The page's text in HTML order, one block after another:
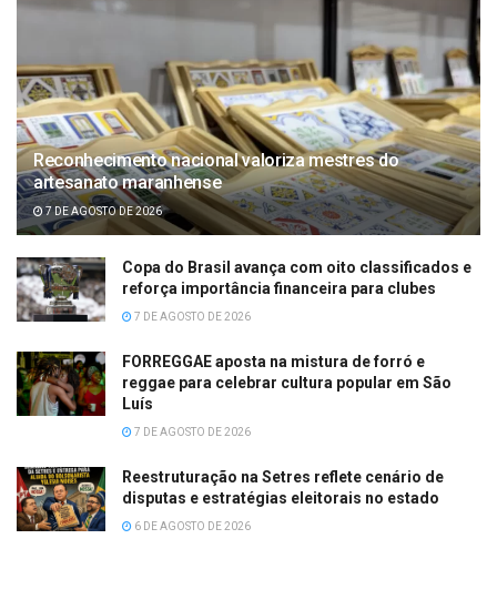
Reconhecimento nacional valoriza mestres do
artesanato maranhense
7 DE AGOSTO DE 2026
Copa do Brasil avança com oito classificados e
reforça importância financeira para clubes
7 DE AGOSTO DE 2026
FORREGGAE aposta na mistura de forró e
reggae para celebrar cultura popular em São
Luís
7 DE AGOSTO DE 2026
Reestruturação na Setres reflete cenário de
disputas e estratégias eleitorais no estado
6 DE AGOSTO DE 2026